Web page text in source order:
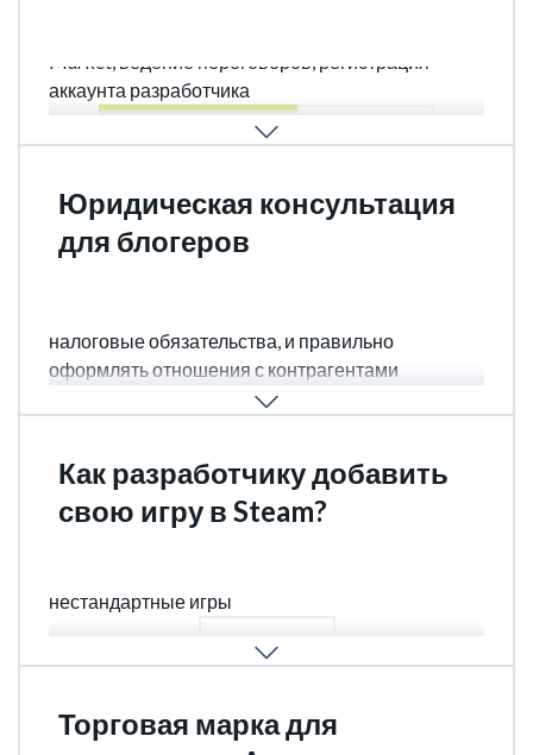
Market, ведение переговоров, регистрация
аккаунта разработчика
ЗАЯВКА НА УСЛУГУ
Юридическая консультация
для блогеров
налоговые обязательства, и правильно
оформлять отношения с контрагентами
ПОДРОБНЕЕ
Как разработчику добавить
свою игру в Steam?
нестандартные игры
ПОДРОБНЕЕ
Торговая марка для